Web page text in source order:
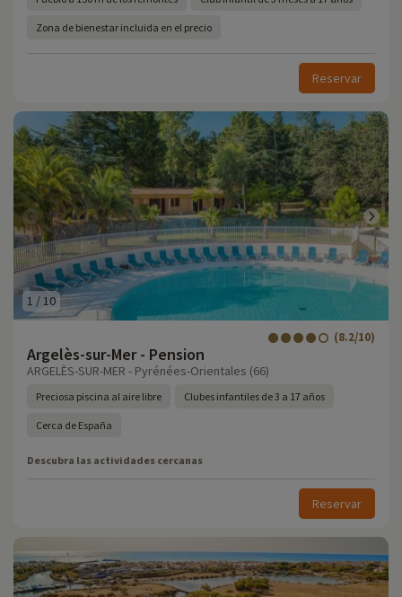
Zona de bienestar incluida en el precio
Reservar
1 / 10
Argelès-sur-Mer - Pension
(8.2/10)
ARGELÈS-SUR-MER - Pyrénées-Orientales (66)
Preciosa piscina al aire libre Clubes infantiles de 3 a 17 años
Cerca de España
Descubra las actividades cercanas
Reservar